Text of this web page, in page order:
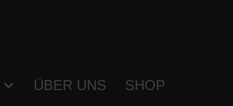
ÜBER UNS SHOP